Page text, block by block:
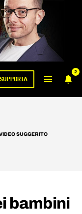
2
SUPPORTA
SUGGERITO
bambini